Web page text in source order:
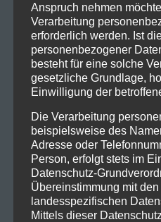
Anspruch nehmen
Verarbeitung
erforderlich werden. Ist
personenbezogener
besteht für eine solche
gesetzliche Grundlage,
Einwilligung der
Die Verarbeitung
beispielsweise des
Adresse oder
Person, erfolgt stets im
Datenschutz-
Übereinstimmung mit
landesspezifischen
Mittels dieser